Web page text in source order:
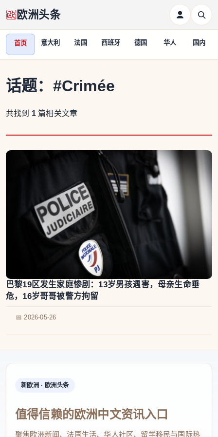
欧洲头条
首页 意大利 法国 西班牙 德国 华人 国内
话题： #Crimée
共找到 1 篇相关文章
巴黎19区发生家庭惨剧：13岁男孩遇害，母亲生命垂
危，16岁哥哥被警方拘留
📅 2026-05-26
新欧洲 · 欧洲头条
值得信赖的欧洲中文资讯入口
聚焦欧洲新闻、法国生活、华人社区、留学移民与国际热